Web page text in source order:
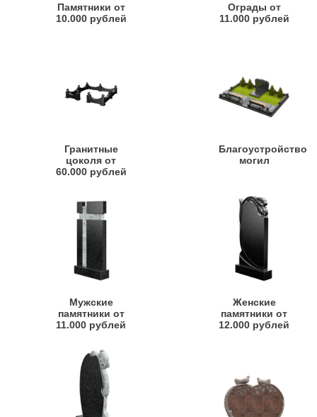
Памятники от
10.000 рублей
Ограды от
11.000 рублей
Гранитные
цоколя от
60.000 рублей
Благоустройство
могил
Мужские
памятники от
11.000 рублей
Женские
памятники от
12.000 рублей